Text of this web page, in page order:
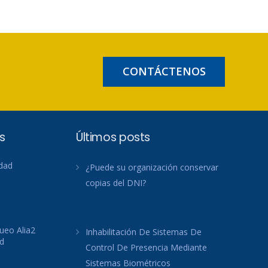
CONTÁCTENOS
Alia2
Últimos posts
¿Puede su organización conservar
copias del DNI?
Inhabilitación De Sistemas De
Control De Presencia Mediante
Sistemas Biométricos